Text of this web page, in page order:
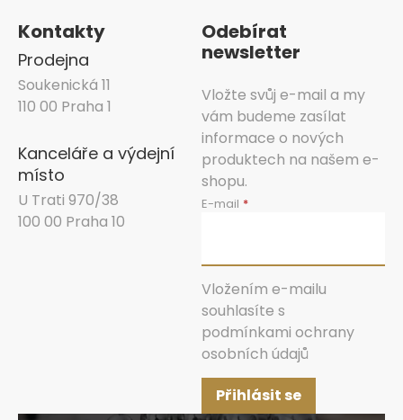
Kontakty
Prodejna
Soukenická 11
110 00 Praha 1
Kanceláře a výdejní
místo
U Trati 970/38
100 00 Praha 10
Odebírat
newsletter
Vložte svůj e-mail a my
vám budeme zasílat
informace o nových
produktech na našem e-
shopu.
E-mail
Vložením e-mailu
souhlasíte s
podmínkami ochrany
osobních údajů
Přihlásit se